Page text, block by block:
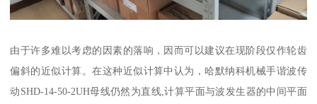
由于许多难以考虑的因素的落响，因而可以建议在现阶段仅作轮齿
偏斜的近似计算。在这种近似计算中认为，哈默纳科机械手谐波传
动SHD-14-50-2UH母线仍然为直线,计算平面与波发生器的中间平面